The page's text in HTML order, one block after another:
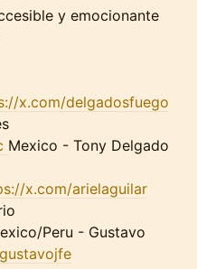
y emocionante
x.com/delgadosfuego
Mexico - Tony Delgado
x.com/arielaguilar
Peru - Gustavo